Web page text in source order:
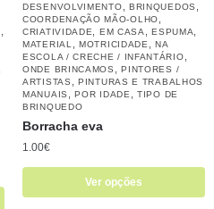
DESENVOLVIMENTO
BRINQUEDOS
COORDENAÇÃO MÃO-OLHO
CRIATIVIDADE EM CASA ,ESPUMA
MATERIAL ,MOTRICIDADE ,NA
ESCOLA / CRECHE / INFANTÁRIO
ONDE BRINCAMOS ,PINTORES /
ARTISTAS
,PINTURAS E TRABALHOS
MANUAIS
,POR IDADE ,TIPO DE
BRINQUEDO
Borracha eva
1.00€
Ver opções